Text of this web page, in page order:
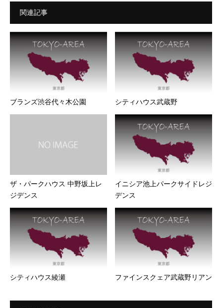
関連記事
ブランズ渋谷代々木公園 シティハウス武蔵野
ザ・パークハウス 中野坂上レ
ジデンス
イニシア池上パークサイドレジ
デンス
シティハウス綾瀬 ファインスクェア武蔵野リアン